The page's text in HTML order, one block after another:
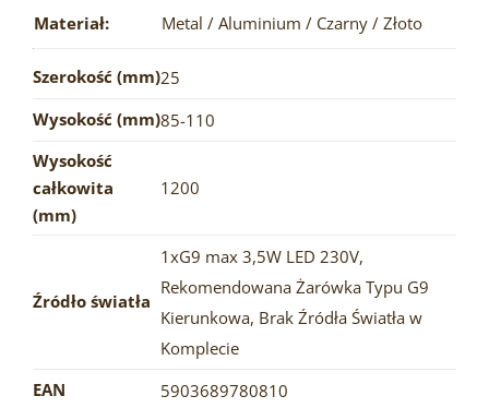
Materiał: Metal / Aluminium / Czarny / Złoto
Szerokość (mm)25
Wysokość (mm)85-110
Wysokość
całkowita
(mm)
1200
Źródło światła
1xG9 max 3,5W LED 230V,
Rekomendowana Żarówka Typu G9
Kierunkowa, Brak Źródła Światła w
Komplecie
EAN
5903689780810